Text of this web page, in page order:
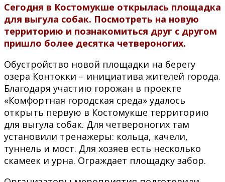
Сегодня в Костомукше открылась площадка
для выгула собак. Посмотреть на новую
территорию и познакомиться друг с другом
пришло более десятка четвероногих.
Обустройство новой площадки на берегу
озера Контокки – инициатива жителей города.
Благодаря участию горожан в проекте
«Комфортная городская среда» удалось
открыть первую в Костомукше территорию
для выгула собак. Для четвероногих там
установили тренажеры: кольца, качели,
туннель и мост. Для хозяев есть несколько
скамеек и урна. Ограждает площадку забор.